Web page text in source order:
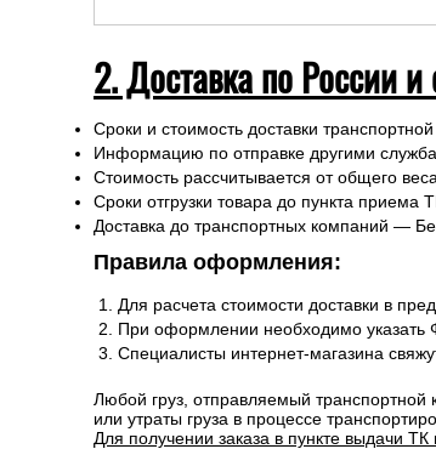
2. Доставка по России
Сроки и стоимость доставки
Информацию по отправке другими
Стоимость рассчитывается от общего
Сроки отгрузки товара до пункта приема
Доставка до транспортных компаний —
Правила оформления:
Для расчета стоимости доставки в
При оформлении необходимо указать
Специалисты интернет-магазина
Любой груз, отправляемый
или утраты груза в процессе
Для получении заказа в пункте выдачи